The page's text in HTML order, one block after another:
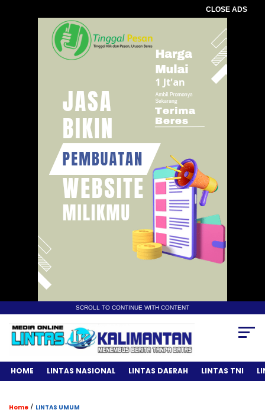
CLOSE ADS
SCROLL TO CONTINUE WITH CONTENT
HOME LINTAS NASIONAL LINTAS DAERAH LINTAS TNI
Home / LINTAS UMUM